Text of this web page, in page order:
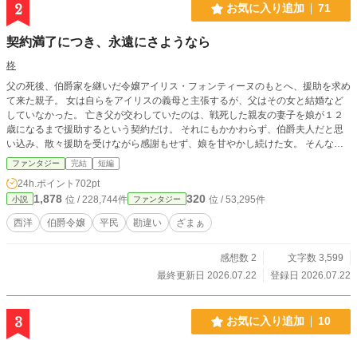
2 お気に入り追加 71
契約満了につき、永遠にさようなら
柊
父の死後、伯爵家を継いだ令嬢アイリス・フォンティーヌのもとへ、援助を求め
て来た親子。 女は自らをアイリスの義母と主張するが、父はその女と結婚など
していなかった。 亡き父が交わしていたのは、戦死した親友の妻子を娘が１２
歳になるまで援助するという契約だけ。 それにもかかわらず、伯爵夫人だと思
い込み、散々援助を受けながら感謝もせず、娘を甘やかし続けた女。 そんな彼
女たちに対し、アイリスが用意した「最後の情け」とは。 ※複数のサイトに投
稿しています。
ファンタジー 完結 短編
24h.ポイント 702pt
小説 1,878 位 / 228,744件 ファンタジー 320 位 / 53,295件
西洋 伯爵令嬢 平民 勘違い ざまぁ
感想数 2
文字数 3,599
最終更新日 2026.07.22
登録日 2026.07.22
3 お気に入り追加 10